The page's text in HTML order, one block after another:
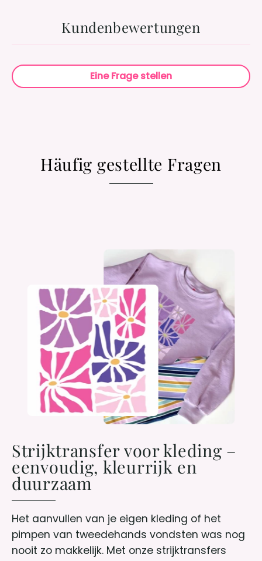
Kundenbewertungen
Eine Frage stellen
Häufig gestellte Fragen
Strijktransfer voor kleding –
eenvoudig, kleurrijk en
duurzaam
Het aanvullen van je eigen kleding of het
pimpen van tweedehands vondsten was nog
nooit zo makkelijk. Met onze strijktransfers